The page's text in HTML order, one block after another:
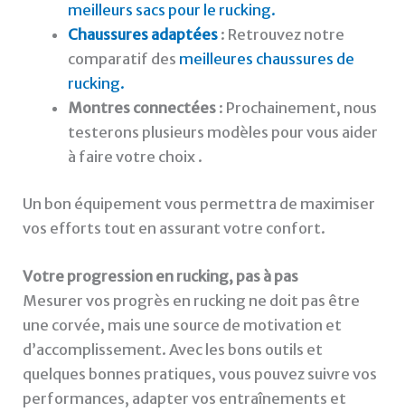
meilleurs sacs pour le rucking.
Chaussures adaptées: Retrouvez notre
comparatif des meilleures chaussures de
rucking.
Montres connectées: Prochainement, nous
testerons plusieurs modèles pour vous aider
à faire votre choix .
Un bon équipement vous permettra de maximiser
vos efforts tout en assurant votre confort.
Votre progression en rucking, pas à pas
Mesurer vos progrès en rucking ne doit pas être
une corvée, mais une source de motivation et
d’accomplissement. Avec les bons outils et
quelques bonnes pratiques, vous pouvez suivre vos
performances, adapter vos entraînements et